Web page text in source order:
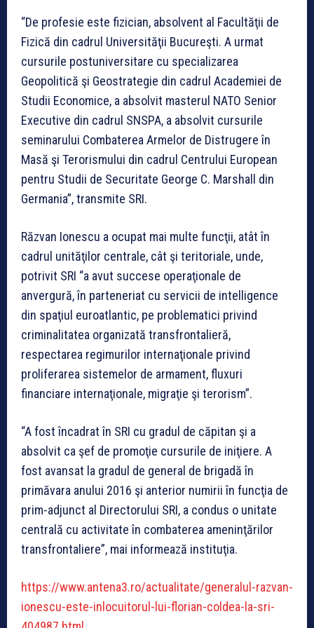
“De profesie este fizician, absolvent al Facultăţii de
Fizică din cadrul Universităţii Bucureşti. A urmat
cursurile postuniversitare cu specializarea
Geopolitică şi Geostrategie din cadrul Academiei de
Studii Economice, a absolvit masterul NATO Senior
Executive din cadrul SNSPA, a absolvit cursurile
seminarului Combaterea Armelor de Distrugere în
Masă şi Terorismului din cadrul Centrului European
pentru Studii de Securitate George C. Marshall din
Germania”, transmite SRI.
Răzvan Ionescu a ocupat mai multe funcţii, atât în
cadrul unităţilor centrale, cât şi teritoriale, unde,
potrivit SRI “a avut succese operaţionale de
anvergură, în parteneriat cu servicii de intelligence
din spaţiul euroatlantic, pe problematici privind
criminalitatea organizată transfrontalieră,
respectarea regimurilor internaţionale privind
proliferarea sistemelor de armament, fluxuri
financiare internaţionale, migraţie şi terorism”.
“A fost încadrat în SRI cu gradul de căpitan şi a
absolvit ca şef de promoţie cursurile de iniţiere. A
fost avansat la gradul de general de brigadă în
primăvara anului 2016 şi anterior numirii în funcţia de
prim-adjunct al Directorului SRI, a condus o unitate
centrală cu activitate în combaterea ameninţărilor
transfrontaliere”, mai informează instituţia.
https://www.antena3.ro/actualitate/generalul-razvan-
ionescu-este-inlocuitorul-lui-florian-coldea-la-sri-